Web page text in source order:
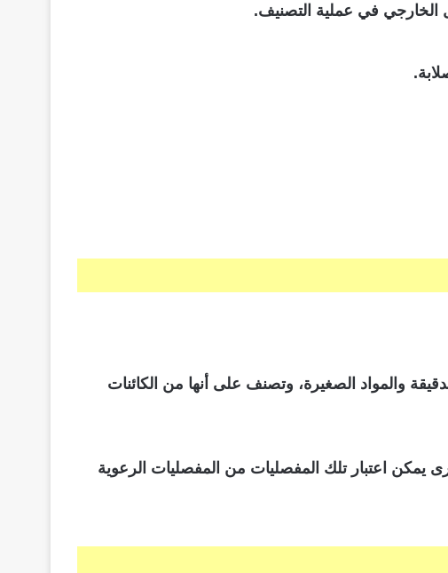
الخارجي في عملية التصنيف.
والمواد الصغيرة، وتصنف على أنها من الكائنات
يمكن اعتبار تلك المفصليات من المفصليات الرعوية